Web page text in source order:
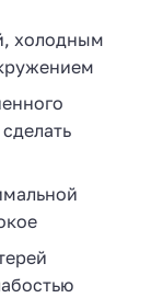
холодным